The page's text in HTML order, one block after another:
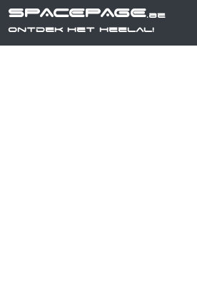
SPACEPAGE.be
Ontdek het heelal!